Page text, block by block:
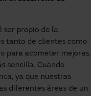
ser propio de la
tanto de clientes como
para acometer mejoras,
sencilla. Cuando
ya que nuestras
diferentes áreas de un